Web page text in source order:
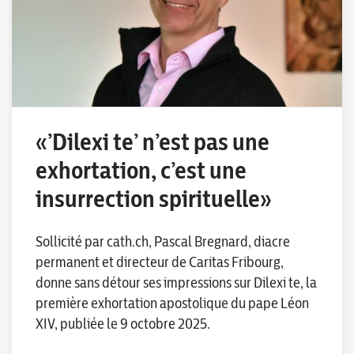
«’Dilexi te’ n’est pas une
exhortation, c’est une
insurrection spirituelle»
Sollicité par cath.ch, Pascal Bregnard, diacre
permanent et directeur de Caritas Fribourg,
donne sans détour ses impressions sur Dilexi te, la
première exhortation apostolique du pape Léon
XIV, publiée le 9 octobre 2025.